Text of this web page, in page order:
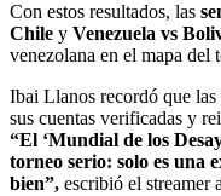
Con estos resultados, las
Chile y Venezuela vs
venezolana en el mapa del
Ibai Llanos recordó que las
sus cuentas verificadas y
“El ‘Mundial de los
torneo serio: solo es una
bien”, escribió el streamer